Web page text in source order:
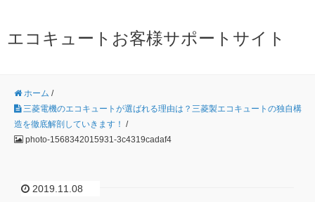
エコキュートお客様サポートサイト
ホーム /
三菱電機のエコキュートが選ばれる理由は？三菱製エコキュートの独自構
造を徹底解剖していきます！ /
photo-1568342015931-3c4319cadaf4
2019.11.08